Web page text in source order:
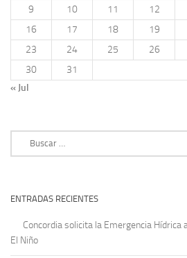
9
10 11 12
16
17 18 19
23
24 25 26
30
31
« Jul
ENTRADAS RECIENTES
Concordia solicita la Emergencia Hídrica
El Niño